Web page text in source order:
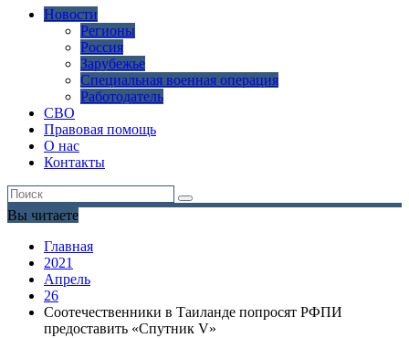
Новости
Регионы
Россия
Зарубежье
Специальная военная операция
Работодатель
СВО
Правовая помощь
О нас
Контакты
Вы читаете
Главная
2021
Апрель
26
Соотечественники в Таиланде попросят РФПИ
предоставить «Спутник V»